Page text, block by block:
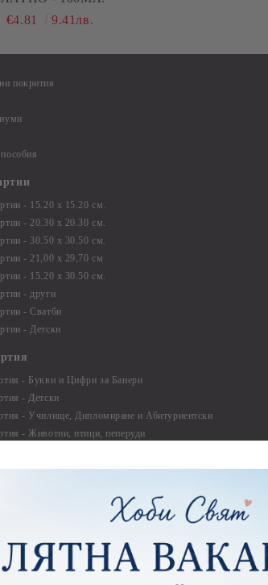
€4.81
9.41лв.
покрития
- 15.20 х 15.20 см.
- 20.30 х 20.30 см.
- 30.50 х 30.50 см.
- 21,00 х 29,70 см
- 15.20 x 30.50 см.
- други
- Сватби
- Детски
- Букви и Цифри за Банери
- Детски
- Училище, Дипломиране и Абитуриентски
- Животни, птици, пеперуди
- Дантели, бордюри, ъгли
- Цветя, листа и клони
- За Мъже
- Морски
- Къщи, Врати, Прозорци, Огради, Фенери